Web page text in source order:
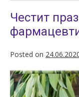
Честит
Posted on